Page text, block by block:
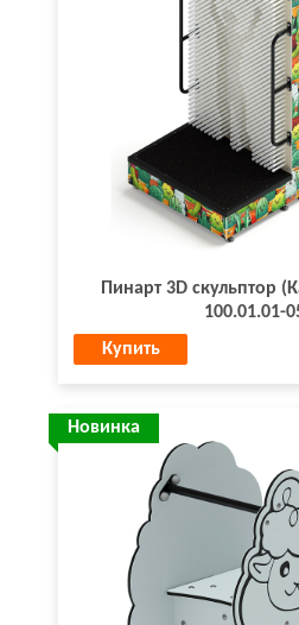
Пинарт 3D скульптор
100.01.01-
Купить
Новинка